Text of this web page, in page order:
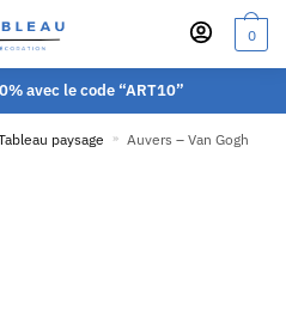
0
avec le code “ART10”
paysage » Auvers – Van Gogh